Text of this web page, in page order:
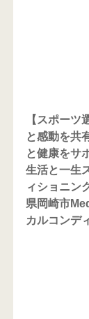
【スポーツ
と感動を共
と健康をサ
生活と一生
ィショニン
県岡崎市
カルコンデ